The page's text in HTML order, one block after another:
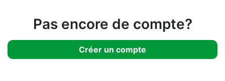
Pas encore de compte?
Créer un compte